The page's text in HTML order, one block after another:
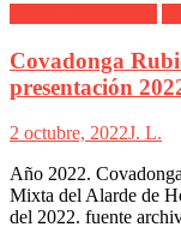
Covadonga
presentación
2 octubre, 2022J. L.
Año 2022.
Mixta del Alarde de
del 2022. fuente